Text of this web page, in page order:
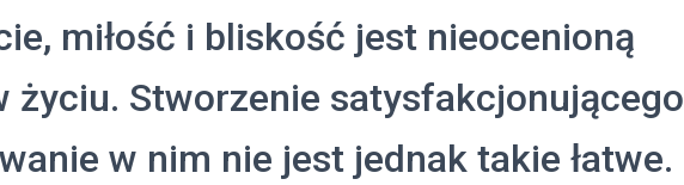
miłość i bliskość jest nieocenioną
życiu. Stworzenie satysfakcjonującego
w nim nie jest jednak takie łatwe.